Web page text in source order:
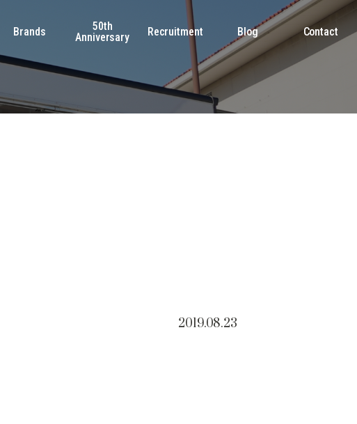
Brands
50th
Anniversary
Recruitment Blog Contact
2019.08.23